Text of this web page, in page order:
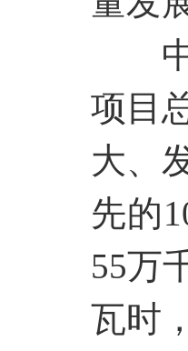
项目
大、
先的
55万
瓦时